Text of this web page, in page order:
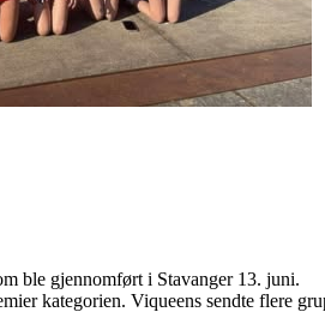
ble gjennomført i Stavanger 13. juni.
kategorien. Viqueens sendte flere